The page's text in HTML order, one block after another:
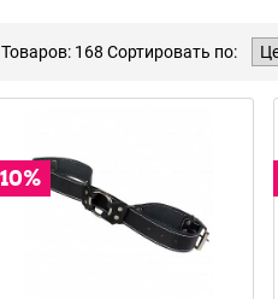
Товаров: 168 Сортировать по: